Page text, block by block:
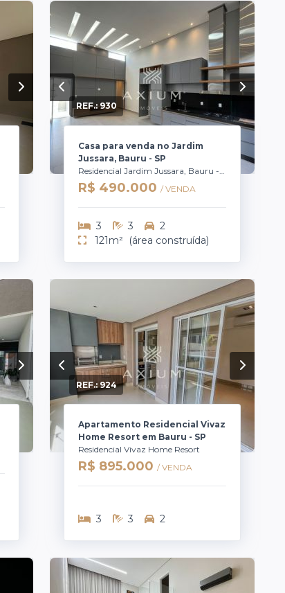
REF.:930
Casa para venda no Jardim
Jussara, Bauru - SP
Residencial Jardim Jussara, Bauru - SP
R$ 490.000 / VENDA
3 3
2
121m²
(área construída)
REF.:924
Apartamento Residencial Vivaz
Home Resort em Bauru - SP
Residencial Vivaz Home Resort
R$ 895.000 / VENDA
3 3 2